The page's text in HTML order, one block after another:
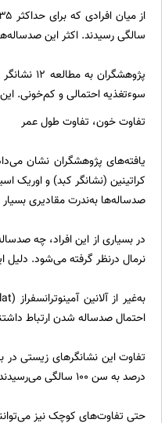
سالگی رسیدند. اکثر این صدساله‌ها، ۸۵ درصد آن‌ها، زن
سوءتغذیه احتمالی و کم‌خونی.
تفاوت خون، تفاوت طول عمر
یافته‌های پژوهشگران نشان
کراتینین (نشانگر کبد) و اوریک
صدساله‌ها به‌ندرت مقادیری بسیار
در بسیاری از این افراد، چه
نرمال درنظر گرفته می‌شود. دلیل
احتمال صدساله شدن ارتباط
درصد به سن ۱۰۰ سالگی می‌رسیدند ــ این عدد برای افراد با اوریک اسید بالا ۱٫۵ درصد بود.
حتی تفاوت‌های کوچک نیز